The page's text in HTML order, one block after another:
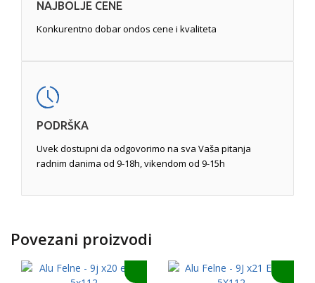
NAJBOLJE CENE
Konkurentno dobar ondos cene i kvaliteta
PODRŠKA
Uvek dostupni da odgovorimo na sva Vaša pitanja
radnim danima od 9-18h, vikendom od 9-15h
Povezani proizvodi